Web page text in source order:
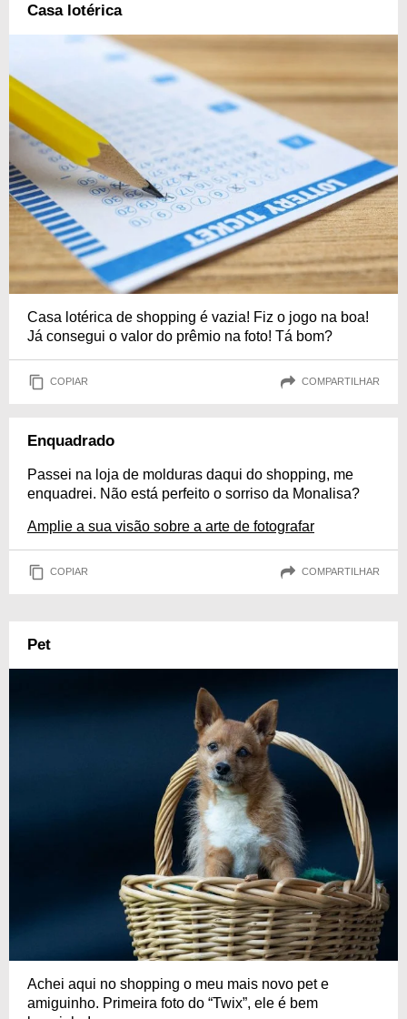
Casa lotérica
Casa lotérica de shopping é vazia! Fiz o jogo na boa!
Já consegui o valor do prêmio na foto! Tá bom?
COPIAR COMPARTILHAR
Enquadrado
Passei na loja de molduras daqui do shopping, me
enquadrei. Não está perfeito o sorriso da Monalisa?
Amplie a sua visão sobre a arte de fotografar
COPIAR COMPARTILHAR
Pet
Achei aqui no shopping o meu mais novo pet e
amiguinho. Primeira foto do “Twix”, ele é bem